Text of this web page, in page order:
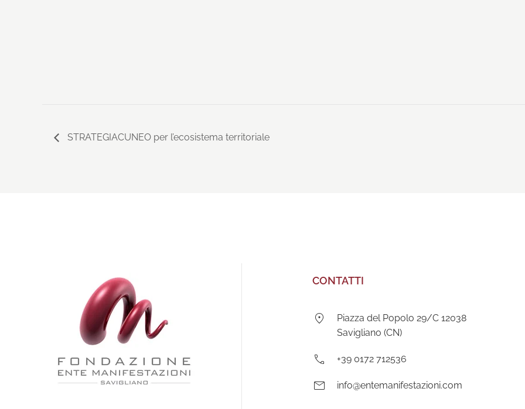
STRATEGIACUNEO per l’ecosistema territoriale
CONTATTI
Indirizzo:
Piazza del Popolo 29/C 12038
Savigliano (CN)
Telefono:
+39 0172 712536
E-
info@entemanifestazioni.com